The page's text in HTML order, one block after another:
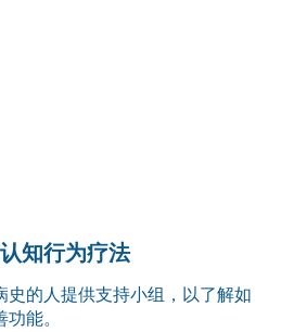
知行为疗法
史的人提供支持小组，以了解如
能。